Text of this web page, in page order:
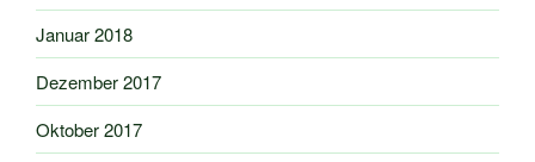
Januar 2018
Dezember 2017
Oktober 2017